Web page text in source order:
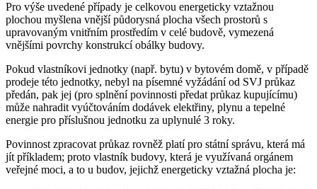
Pro výše uvedené případy je celkovou energeticky vztažnou
plochou myšlena vnější půdorysná plocha všech prostorů s
upravovaným vnitřním prostředím v celé budově, vymezená
vnějšími povrchy konstrukcí obálky budovy.
Pokud vlastníkovi jednotky (např. bytu) v bytovém domě, v případě
prodeje této jednotky, nebyl na písemné vyžádání od SVJ průkaz
předán, pak jej (pro splnění povinnosti předat průkaz kupujícímu)
může nahradit vyúčtováním dodávek elektřiny, plynu a tepelné
energie pro příslušnou jednotku za uplynulé 3 roky.
Povinnost zpracovat průkaz rovněž platí pro státní správu, která má
jít příkladem; proto vlastník budovy, která je využívaná orgánem
veřejné moci, a to u budov, jejichž energeticky vztažná plocha je: